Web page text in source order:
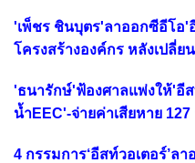
'เพ็ชร ชินบุตร'ลาออกซีอีโอ'
โครงสร้างองค์กร หลังเปลี่ย
'ธนารักษ์'ฟ้องศาลแพ่งให้'อี
น้ำEEC'-จ่ายค่าเสียหาย 127
4 กรรมการ‘อีสท์วอเตอร์’ล